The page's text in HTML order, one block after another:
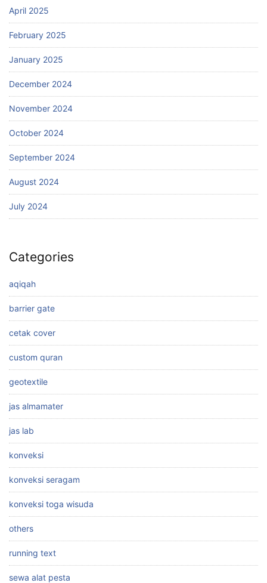
April 2025
February 2025
January 2025
December 2024
November 2024
October 2024
September 2024
August 2024
July 2024
Categories
aqiqah
barrier gate
cetak cover
custom quran
geotextile
jas almamater
jas lab
konveksi
konveksi seragam
konveksi toga wisuda
others
running text
sewa alat pesta